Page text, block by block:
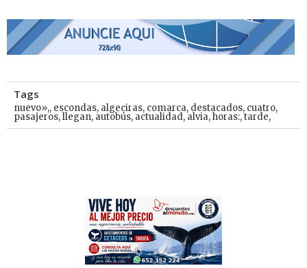
Tags
nuevo»,, escondas, algeciras, comarca, destacados, cuatro,
pasajeros,llegan, autobús, actualidad,alvia,horas:,tarde,